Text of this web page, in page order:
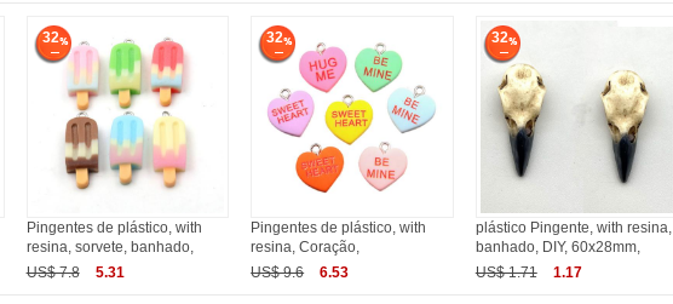
32
Pingentes de plástico, with
resina, sorvete, banhado,
US$ 7.8
5.31
32
Pingentes de plástico, with
resina, Coração,
US$ 9.6
6.53
32
plástico Pingente, with resina,
banhado, DIY, 60x28mm,
US$ 1.71
1.17